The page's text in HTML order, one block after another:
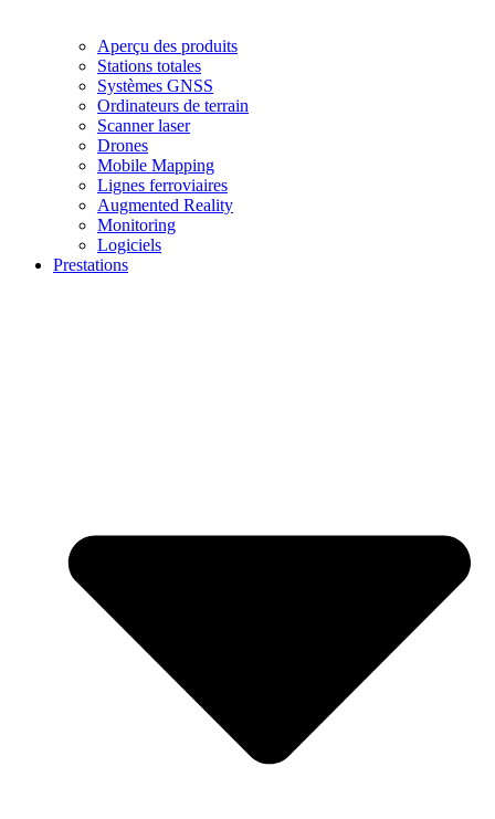
Aperçu des produits
Stations totales
Systèmes GNSS
Ordinateurs de terrain
Scanner laser
Drones
Mobile Mapping
Lignes ferroviaires
Augmented Reality
Monitoring
Logiciels
Prestations